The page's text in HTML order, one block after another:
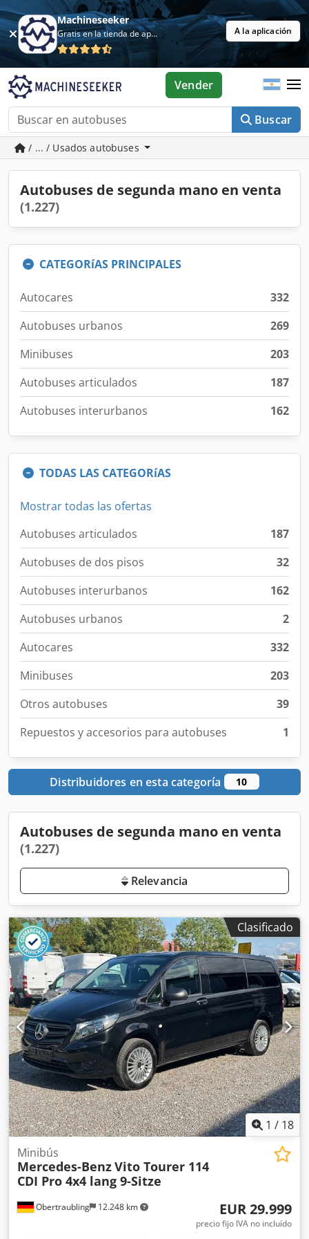
Machineseeker
Gratis en la tienda de aplicaciones A la aplicación
Buscar
Vender
/ ... / Usados autobuses
Autobuses de segunda mano en venta
(1.227)
CATEGORíAS PRINCIPALES
Autocares
332
Autobuses urbanos
269
Minibuses
203
Autobuses articulados
187
Autobuses interurbanos
162
TODAS LAS CATEGORíAS
Mostrar todas las ofertas
Autobuses articulados
187
Autobuses de dos pisos
32
Autobuses interurbanos
162
Autobuses urbanos
2
Autocares
332
Minibuses
203
Otros autobuses
39
Repuestos y accesorios para autobuses
1
Distribuidores en esta categoría 10
Autobuses de segunda mano en venta
(1.227)
Relevancia
Clasificado
1 / 18
Obertraubling 12.248 km
Minibús
Mercedes-BenzVito Tourer 114
CDI Pro 4x4 lang 9-Sitze
EUR 29.999
precio fijo IVA no incluído